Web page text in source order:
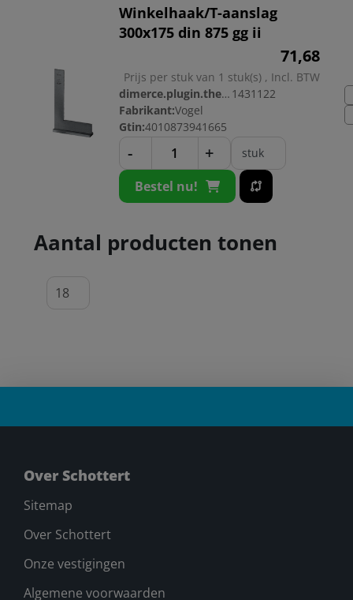
Winkelhaak/T-aanslag
300x175 din 875 gg ii
71,68
Prijs per stuk van 1 stuk(s) , Incl. BTW
dimerce.plugin.theme.productnr: 1431122
Fabrikant:Vogel
Gtin:4010873941665
- + stuk
Bestel nu!
Aantal producten tonen
Over Schottert
Sitemap
Over Schottert
Onze vestigingen
Algemene voorwaarden